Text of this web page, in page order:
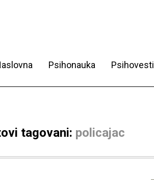
Psihonauka Psihovesti
tagovani: policajac